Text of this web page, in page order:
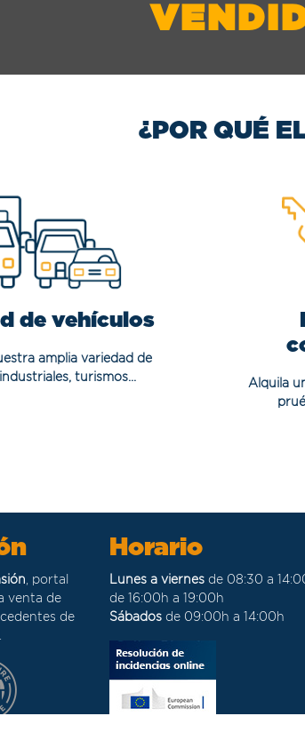
¿POR QUÉ
de vehículos
amplia variedad de
turismos...
Alquila
, portal
venta de
de
Horario
Lunes a viernesde 08:30 a
de 16:00h a 19:00h
Sábadosde 09:00h a 14:00h